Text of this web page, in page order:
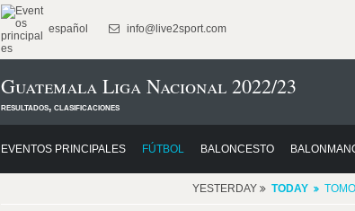
español info@live2sport.com
Guatemala Liga Nacional 2022/23
resultados, clasificaciones
EVENTOS PRINCIPALES FÚTBOL BALONCESTO
YESTERDAY TODAY